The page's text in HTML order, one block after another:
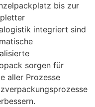
bis zur
integriert sind
sorgen für
aller Prozesse